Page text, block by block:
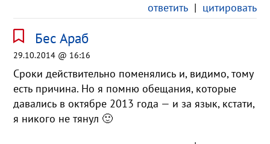
ответить| цитировать
Бес Араб
29.10.2014 @ 16:16
Сроки действительно поменялись и, видимо, тому
есть причина. Но я помню обещания, которые
давались в октябре 2013 года — и за язык, кстати,
я никого не тянул 🙂